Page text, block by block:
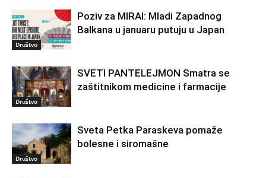
Društvo
Poziv za MIRAI: Mladi Zapadnog
Balkana u januaru putuju u Japan
Društvo
SVETI PANTELEJMON Smatra se
zaštitnikom medicine i farmacije
Društvo
Sveta Petka Paraskeva pomaže
bolesne i siromašne